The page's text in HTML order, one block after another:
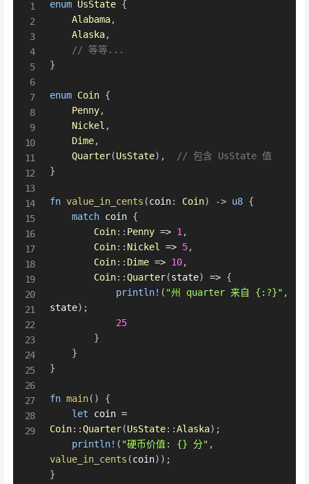
enum UsState {
Alabama,
Alaska,
// 等等...
}
enum Coin {
Penny,
Nickel ,
Dime,
Quarter(UsState) ,
// 包含 UsState 值
}
fn value_in_cents (coin: Coin) -> u8 {
match coin {
Coin:: Penny => 1 ,
Coin:: Nickel => 5,
Coin:: Dime => 10,
Coin::Quarter(state) => {
println! ( "州 quarter 来自 {:?}" ,
state) ;
25
}
}
}
fn main( )
{
let coin =
Coin::Quarter(UsState::Alaska) ;
println! ( "硬币价值: {} 分" ,
value_in_cents (coin) ) ;
}